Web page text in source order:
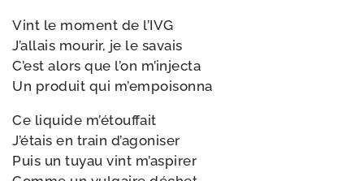
Vint le moment de l’IVG
J’allais mou­rir, je le savais
C’est alors que l’on m’injecta
Un pro­duit qui m’empoisonna
Ce liquide m’étouffait
J’étais en train d’agoniser
Puis un tuyau vint m’aspirer